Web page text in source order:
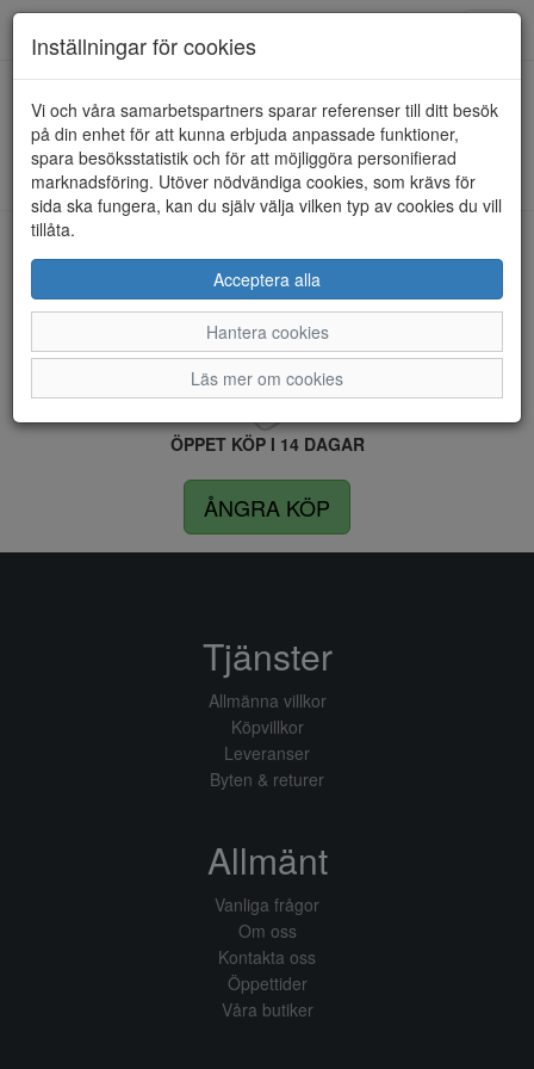
HEM ULRIKA DESIGN
Kunde inte hitta några artiklar...
LEVERANS INOM 4 DAGAR INOM SVERIGE
FRI FRAKT VID KÖP ÖVER 1.500 KR
ÖPPET KÖP I 14 DAGAR
ÅNGRA KÖP
Inställningar för cookies
Vi och våra samarbetspartners sparar referenser till ditt besök
på din enhet för att kunna erbjuda anpassade funktioner,
spara besöksstatistik och för att möjliggöra personifierad
marknadsföring. Utöver nödvändiga cookies, som krävs för
sida ska fungera, kan du själv välja vilken typ av cookies du vill
tillåta.
Acceptera alla
Hantera cookies
Läs mer om cookies
Tjänster
Allmänna villkor
Köpvillkor
Leveranser
Byten & returer
Allmänt
Vanliga frågor
Om oss
Kontakta oss
Öppettider
Våra butiker